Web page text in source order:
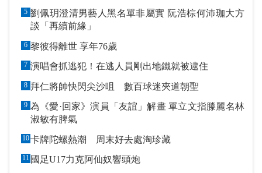
5 劉佩玥澄清男藝人黑名單非屬實 阮浩棕何沛珈大方
談「再續前緣」
6 黎彼得離世 享年76歲
7 演唱會抓逃犯！在逃人員剛出地鐵就被逮住
8 拜仁將帥快閃尖沙咀 數百球迷夾道朝聖
9 為《愛·回家》演員「友誼」解畫 單立文指滕麗名林
淑敏有脾氣
10卡牌陀螺熱潮 周末好去處淘珍藏
11 國足U17力克阿仙奴響頭炮